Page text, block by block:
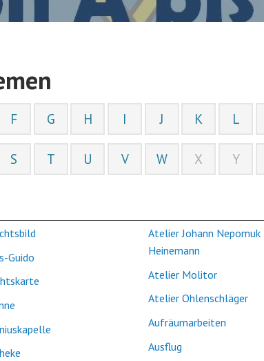
F G H I J K L
S T U V W X Y
Guido
Atelier Johann Nepomuk
Heinemann
Atelier Molitor
Atelier Ohlenschläger
Aufräumarbeiten
Ausflug